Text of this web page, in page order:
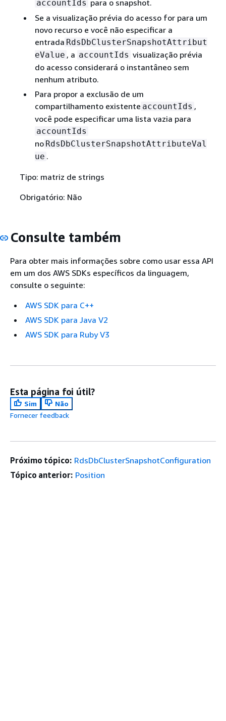
accountIds para o snapshot.
Se a visualização prévia do acesso for para um
novo recurso e você não especificar a
entrada RdsDbClusterSnapshotAttribut
eValue , a accountIds visualização prévia
do acesso considerará o instantâneo sem
nenhum atributo.
Para propor a exclusão de um
compartilhamento existente accountIds ,
você pode especificar uma lista vazia para
accountIds
no RdsDbClusterSnapshotAttributeVal
ue .
Tipo: matriz de strings
Obrigatório: Não
Consulte também
Para obter mais informações sobre como usar essa API
em um dos AWS SDKs específicos da linguagem,
consulte o seguinte:
AWS SDK para C++
AWS SDK para Java V2
AWS SDK para Ruby V3
Esta página foi útil?
Sim
Não
Fornecer feedback
Próximo tópico: RdsDbClusterSnapshotConfiguration
Tópico anterior: Position